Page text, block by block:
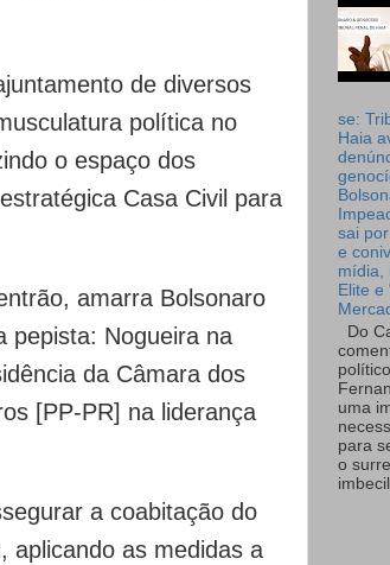
de diversos
política no
o espaço dos
Casa Civil para
amarra Bolsonaro
pepista: Nogueira na
da Câmara dos
[PP-PR] na liderança
a coabitação do
aplicando as medidas a
se:
Haia
sai
e
mídia,
Elite e
Do
uma
para
o